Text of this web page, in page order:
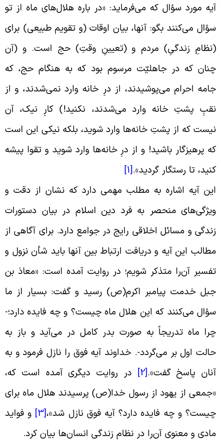
مورد سؤال که می‌فرماید: «در باره هلال‌هاى ماه از تو
می‌کنند بگو: آنها، بیان اوقات (و تقویم طبیعى) براى
زندگىِ) مردم و (تعیینِ وقتِ) حج است. و (آن
که در جاهلیّت مرسوم بود که به هنگام حج، که
احرام می‌پوشیدند، از درِ خانه وارد نمی‌شدند، و از
پشتِ خانه وارد می‌شدند، نکنید!) کارِ نیک، آن
که از پشتِ خانه‌ها وارد شوید، بلکه نیکى این است
پرهیزگار باشید! و از درِ خانه‌ها وارد شوید و تقوا پیشه
تا رستگار گردید».
[1]
آیه اشاره به مطلب مهمی دارد که نشان از دقت و
منحصر به فرد دین اسلام در بیان دستورات
و مسائل اخلاقی رایج در جوامع دارد. برای آگاهی از
این آیه و دریافت ارتباط بین آنها باید شأن نزول و
آن‌را متذکر شویم؛ در روایت آمده است: «معاذ بن
خدمت پیامبر اکرم(ص) رسید و گفت: بسیار از ما
می‌کنند که این هلال ماه چیست؟ و چه فایده دارد؛-
ماه تدریجاً به صورت بدر کامل در می‌آید و باز به
اول بر می‌گردد-. خداوند آیه فوق را نازل فرمود و به
پاسخ گفت».
[2]
در روایت دیگرى آمده است که،
از یهود از رسول خدا(ص) پرسیدند هلال ماه براى
و چه فایده دارد؟ آیه فوق نازل شد»،[3]
و فواید
و معنوى آن‌را در نظام زندگى انسان‌ها بیان کرد.